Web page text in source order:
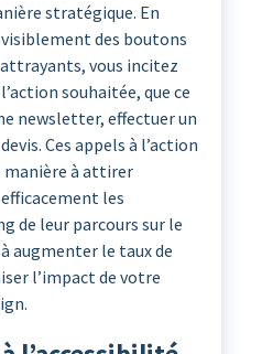
stratégique. En
des boutons
vous incitez
souhaitée, que ce
newsletter, effectuer un
Ces appels à l’action
manière à attirer
les
de leur parcours sur le
augmenter le taux de
l’impact de votre